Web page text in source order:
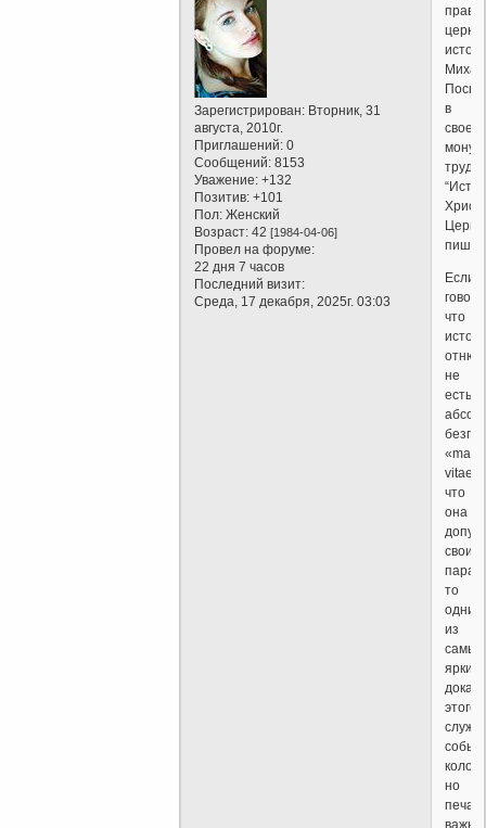
Зарегистрирован: Вторник, 31
августа, 2010г.
Приглашений: 0
Сообщений: 8153
Уважение: +132
Позитив: +101
Пол: Женский
Возраст: 42[1984-04-06]
Провел на форуме:
22 дня 7 часов
Последний визит:
Среда, 17 декабря, 2025г. 03:03
в
своем
труде
Если
что
не
есть
vitae»,
что
она
свои
то
одним
из
самых
ярких
этого
но